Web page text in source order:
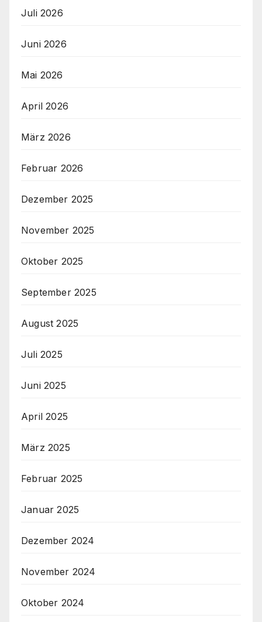
Juli 2026
Juni 2026
Mai 2026
April 2026
März 2026
Februar 2026
Dezember 2025
November 2025
Oktober 2025
September 2025
August 2025
Juli 2025
Juni 2025
April 2025
März 2025
Februar 2025
Januar 2025
Dezember 2024
November 2024
Oktober 2024